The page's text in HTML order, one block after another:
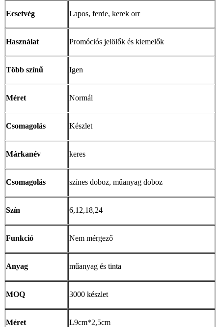
Ecsetvég Lapos, ferde, kerek orr
Használat Promóciós jelölők és kiemelők
Több színű Igen
Méret Normál
Csomagolás Készlet
Márkanév keres
Csomagolás színes doboz, műanyag doboz
Szín 6,12,18,24
Funkció Nem mérgező
Anyag műanyag és tinta
MOQ 3000 készlet
Méret L9cm*2,5cm